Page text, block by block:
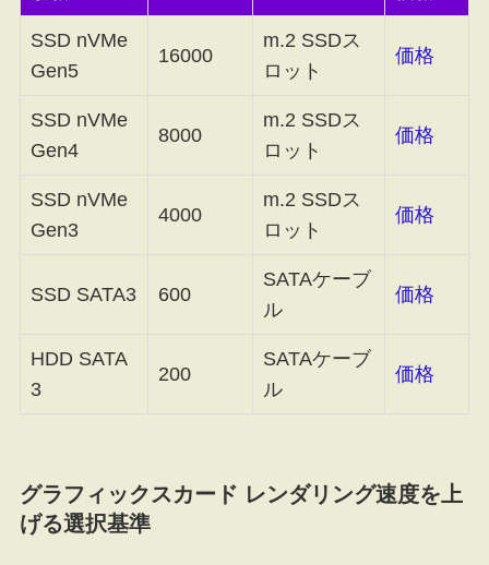
SSD nVMe
Gen5
16000
m.2 SSDス
ロット
価格
SSD nVMe
Gen4
8000
m.2 SSDス
ロット
価格
SSD nVMe
Gen3
4000
m.2 SSDス
ロット
価格
SSD SATA3 600
SATAケーブ
ル
価格
HDD SATA
3
200
SATAケーブ
ル
価格
グラフィックスカード レンダリング速度を上
げる選択基準